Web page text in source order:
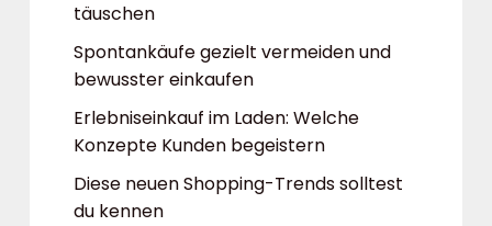
täuschen
Spontankäufe gezielt vermeiden und
bewusster einkaufen
Erlebniseinkauf im Laden: Welche
Konzepte Kunden begeistern
Diese neuen Shopping-Trends solltest
du kennen